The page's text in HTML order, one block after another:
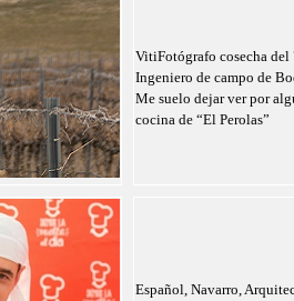
VitiFotógrafo cosecha del
Ingeniero de campo de
Me suelo dejar ver por
cocina de “El Perolas”
Español, Navarro,